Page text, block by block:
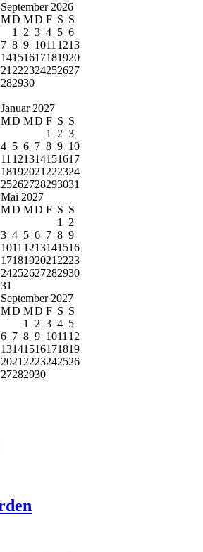
September 2026
MD MD F S S
1
2 3 4 5 6
7 8 9 1011 1213
14151617181920
21 222324252627
282930
Januar 2027
MD MD F S S
1
2 3
4 5 6 7 8 9 10
11 121314151617
18192021 222324
25262728293031
Mai 2027
MD MD F S S
1
2
3 4 5 6 7 8 9
1011 1213141516
1718192021 2223
24252627282930
31
September 2027
MD MD F S S
1
2 3 4 5
6 7 8 9 1011 12
13141516171819
2021 2223242526
27282930